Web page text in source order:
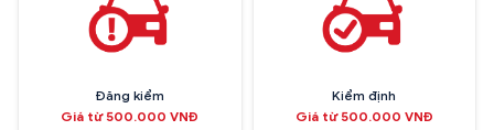
Đăng kiểm
Giá từ 500.000 VNĐ
Kiểm định
Giá từ 500.000 VNĐ